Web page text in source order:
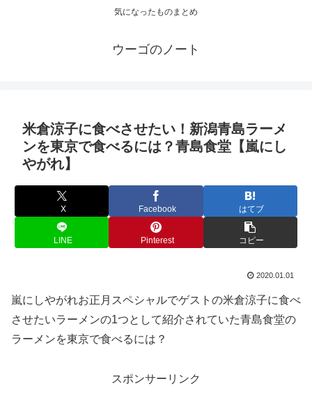
気になったものまとめ
ウーゴのノート
米倉涼子に食べさせたい！新潟青島ラーメ
ンを東京で食べるには？青島食堂【嵐にし
やがれ】
X Facebook はてブ
LINE Pinterest コピー
2020.01.01
嵐にしやがれお正月スペシャルでゲストの米倉涼子に食べ
させたいラーメンの1つとして紹介されていた青島食堂の
ラーメンを東京で食べるには？
スポンサーリンク